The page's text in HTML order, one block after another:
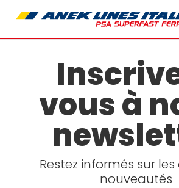
vous à
Restez informés sur
nouveautés